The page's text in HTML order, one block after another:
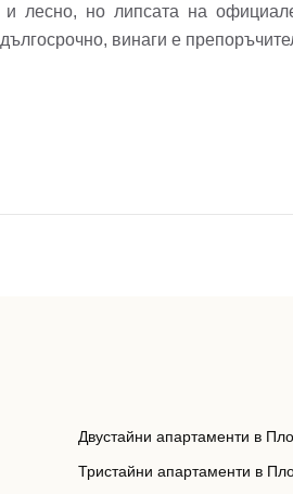
лесно, но липсата на
винаги е
стигна до нас. Ще
Двустайни апартаменти в
Тристайни апартаменти в